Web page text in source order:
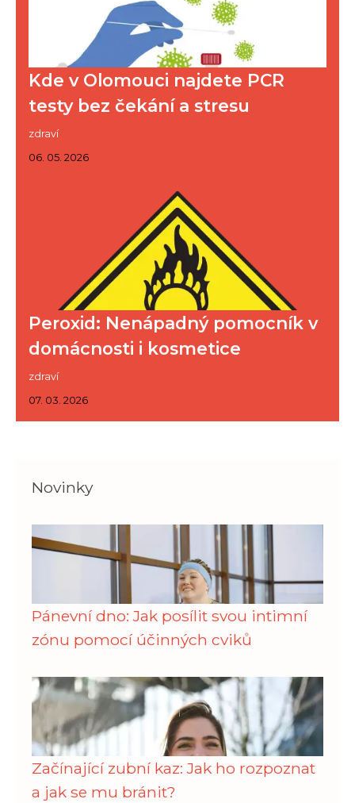
Kde v Olomouci najdete PCR
testy bez čekání a stresu
zdraví
06. 05. 2026
Peroxid: Nenápadný pomocník v
domácnosti i kosmetice
zdraví
07. 03. 2026
Novinky
Pánevní dno: Jak posílit svou intimní
zónu pomocí účinných cviků
Začínající zubní kaz: Jak ho rozpoznat
a jak se mu bránit?